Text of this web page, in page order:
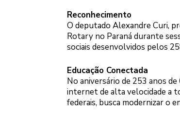
Reconhecimento
O deputado Alexandre Curi,
Rotary no Paraná durante
sociais desenvolvidos pelos
Educação Conectada
No aniversário de 253 anos
internet de alta velocidade a
federais, busca modernizar o